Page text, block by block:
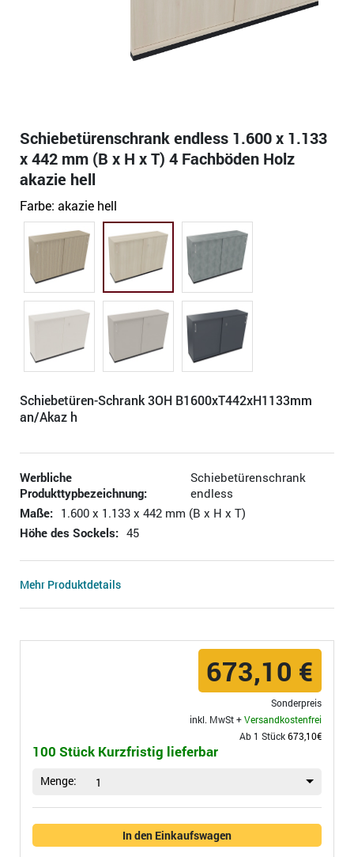
Schiebetürenschrank endless 1.600 x 1.133
x 442 mm (B x H x T) 4 Fachböden Holz
akazie hell
Farbe: akazie hell
Schiebetüren-Schrank 3OH B1600xT442xH1133mm
an/Akaz h
Werbliche
Produkttypbezeichnung:
Schiebetürenschrank
endless
Maße: 1.600 x 1.133 x 442 mm (B x H x T)
Höhe des Sockels: 45
Mehr Produktdetails
673,10 €
Sonderpreis
inkl. MwSt +Versandkostenfrei
Ab 1 Stück673,10€
100 Stück Kurzfristig lieferbar
Menge: 1
In den Einkaufswagen